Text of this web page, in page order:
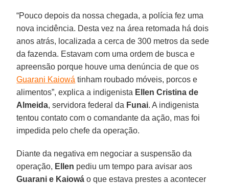
“Pouco depois da nossa chegada, a polícia fez uma
nova incidência. Desta vez na área retomada há dois
anos atrás, localizada a cerca de 300 metros da sede
da fazenda. Estavam com uma ordem de busca e
apreensão porque houve uma denúncia de que os
Guarani Kaiowá tinham roubado móveis, porcos e
alimentos”, explica a indigenista Ellen Cristina de
Almeida, servidora federal da Funai. A indigenista
tentou contato com o comandante da ação, mas foi
impedida pelo chefe da operação.
Diante da negativa em negociar a suspensão da
operação, Ellen pediu um tempo para avisar aos
Guarani e Kaiowá o que estava prestes a acontecer